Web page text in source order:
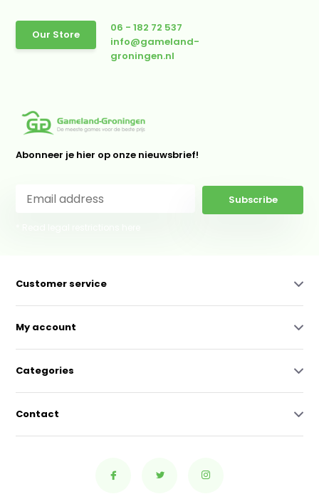
Our Store
06 - 182 72 537
info@gameland-
groningen.nl
Abonneer je hier op onze nieuwsbrief!
Subscribe
Customer service
My account
Categories
Contact